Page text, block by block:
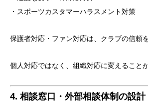
・スポーツカスタマーハラスメント対策
保護者対応・ファン対応は、クラブの信頼
個人対応ではなく、組織対応に変えること
4. 相談窓口・外部相談体制の設計